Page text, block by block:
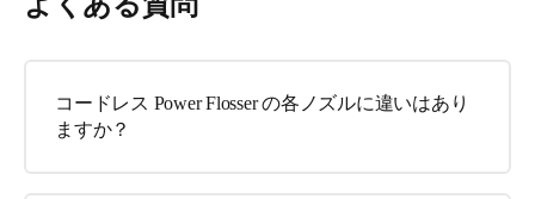
コードレス Power Flosser の各ノズルに違いはあり
ますか？